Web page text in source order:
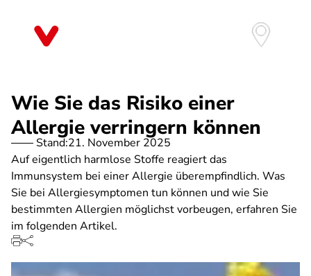
Wie Sie das Risiko einer
Allergie verringern können
Stand:21. November 2025
Auf eigentlich harmlose Stoffe reagiert das
Immunsystem bei einer Allergie überempfindlich. Was
Sie bei Allergiesymptomen tun können und wie Sie
bestimmten Allergien möglichst vorbeugen, erfahren Sie
im folgenden Artikel.